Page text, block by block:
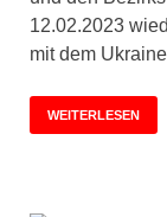
12.02.2023
mit dem
WEITERLESEN